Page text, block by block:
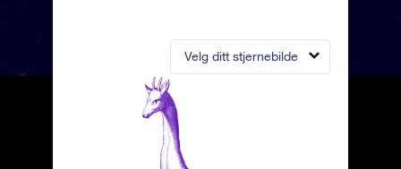
Velg ditt stjernebilde